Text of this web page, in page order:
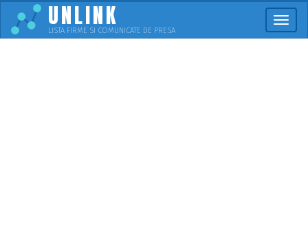
UNLINK
LISTA FIRME SI COMUNICATE DE PRESA